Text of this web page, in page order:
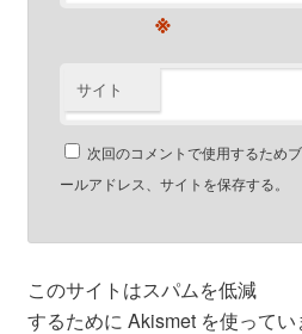
※
サイト
次回のコメントで使用するため
ールアドレス、サイトを保存する。
このサイトはスパムを低減
するために Akismet を使ってい